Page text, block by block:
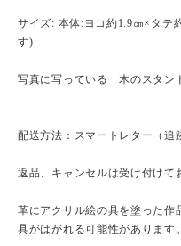
サイズ: 本体:ヨコ約1.9㎝×タテ
す)
写真に写っている 木のスタン
配送方法：スマートレター（追
返品、キャンセルは受け付けて
革にアクリル絵の具を塗った作
具がはがれる可能性があります。